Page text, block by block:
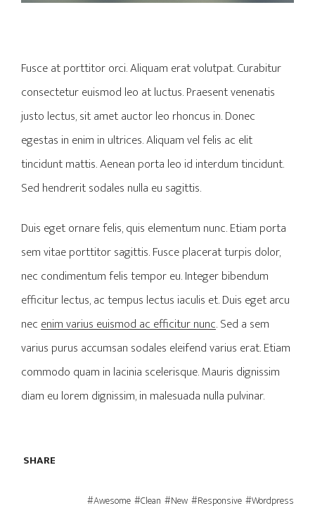
Fusce at porttitor orci. Aliquam erat volutpat. Curabitur
consectetur euismod leo at luctus. Praesent venenatis
justo lectus, sit amet auctor leo rhoncus in. Donec
egestas in enim in ultrices. Aliquam vel felis ac elit
tincidunt mattis. Aenean porta leo id interdum tincidunt.
Sed hendrerit sodales nulla eu sagittis.
Duis eget ornare felis, quis elementum nunc. Etiam porta
sem vitae porttitor sagittis. Fusce placerat turpis dolor,
nec condimentum felis tempor eu. Integer bibendum
efficitur lectus, ac tempus lectus iaculis et. Duis eget arcu
necenim varius euismod ac efficitur nunc. Sed a sem
varius purus accumsan sodales eleifend varius erat. Etiam
commodo quam in lacinia scelerisque. Mauris dignissim
diam eu lorem dignissim, in malesuada nulla pulvinar.
SHARE
Awesome Clean New Responsive Wordpress